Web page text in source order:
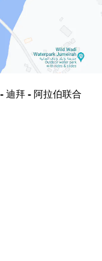
迪拜 - 阿拉伯联合